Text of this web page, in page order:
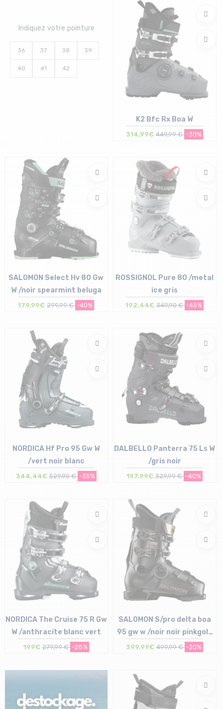
Indiquez votre pointure
36 37 38 39
40 41 42
Taille en stock
25/25.5 cm
K2 Bfc Rx Boa W
314,99€ 449,99 € -30%
SALOMON Select Hv 80 Gw
W /noir spearmint beluga
179,99€ 299,99 € -40%
24 cm | 25 cm
ROSSIGNOL Pure 80 /metal
ice gris
192,44€ 349,90 € -45%
25/25.5 cm | 26/26.5 cm
NORDICA Hf Pro 95 Gw W
/vert noir blanc
344,44€ 529,90 € -35%
DALBELLO Panterra 75 Ls W
/gris noir
197,99€ 329,99 € -40%
NORDICA The Cruise 75 R Gw
W /anthracite blanc vert
199€ 279,99 € -28%
25/25.5 cm | 26/26.5 cm
SALOMON S/pro delta boa
95 gw w /noir noir pinkgold
met
399,99€ 499,99 € -20%